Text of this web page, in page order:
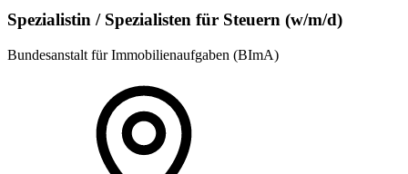
Spezialistin / Spezialisten für Steuern (w/m/d)
Bundesanstalt für Immobilienaufgaben (BImA)